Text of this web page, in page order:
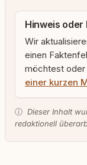
Hinweis oder
Wir
einen
möchtest oder
einer kurzen
ⓘ Dieser Inhalt
redaktionell